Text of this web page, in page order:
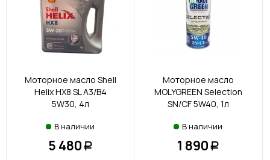
Моторное масло Shell
Helix HX8 SL A3/B4
5W30, 4л
В наличии
5 480 Р
Моторное масло
MOLYGREEN Selection
SN/CF 5W40, 1л
В наличии
1 890 Р